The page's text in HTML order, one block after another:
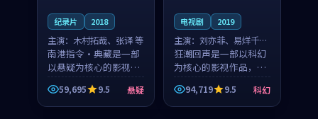
纪录片 2018
主演： 木村拓哉、张译 等
南港指令·典藏是一部
以悬疑为核心的影视作
品，围绕危机、反转与
人物成长展开，整体节
奏紧凑，值得推荐观
59,695 9.5 悬疑
电视剧 2019
主演： 刘亦菲、易烊千玺
等
狂潮回声是一部以科幻
为核心的影视作品，围
绕危机、反转与人物成
长展开，整体节奏紧
凑，值得推荐观看。
94,719 9.5 科幻